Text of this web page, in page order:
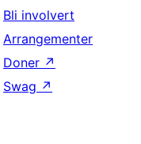
Bli involvert
Arrangementer
Doner ↗
Swag ↗